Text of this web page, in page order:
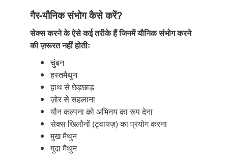
गैर-यौनिक संभोग कैसे करें?
सेक्स करने के ऐसे कई तरीके हैं जिनमें यौनिक संभोग करने
की ज़रूरत नहीं होतीः
चुंबन
हस्तमैथुन
हाथ से छेड़छाड़
ज़ोर से सहलाना
यौन कल्पना को अभिनय का रूप देना
सेक्स खिलौनों (ट्वायज़) का प्रयोग करना
मुख मैथुन
गुदा मैथुन